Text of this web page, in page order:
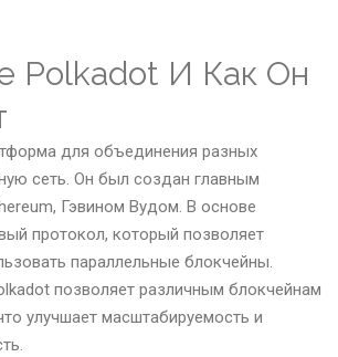
Polkadot И Как Он
для объединения разных
сеть. Он был создан главным
Гэвином Вудом. В основе
протокол, который позволяет
параллельные блокчейны.
позволяет различным блокчейнам
улучшает масштабируемость и